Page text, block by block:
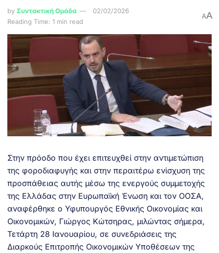
by Συντακτική Ομάδα
02/02/2026
Reading Time: 1 min read
AA
Στην πρόοδο που έχει επιτευχθεί στην αντιμετώπιση
της φοροδιαφυγής και στην περαιτέρω ενίσχυση της
προσπάθειας αυτής μέσω της ενεργούς συμμετοχής
της Ελλάδας στην Ευρωπαϊκή Ένωση και τον ΟΟΣΑ,
αναφέρθηκε ο Υφυπουργός Εθνικής Οικονομίας και
Οικονομικών, Γιώργος Κώτσηρας, μιλώντας σήμερα,
Τετάρτη 28 Ιανουαρίου, σε συνεδριάσεις της
Διαρκούς Επιτροπής Οικονομικών Υποθέσεων της